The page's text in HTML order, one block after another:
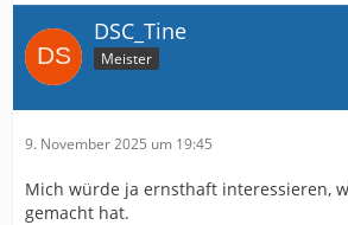
DSC_Tine
Meister
9. November 2025 um 19:45
Mich würde ja ernsthaft interessieren,
gemacht hat.